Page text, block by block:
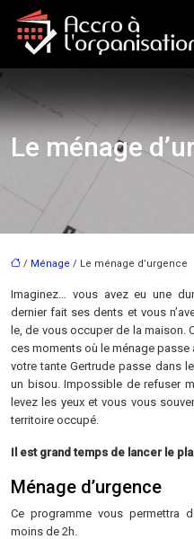
Le ménage
/ Ménage / Le ménage d’urgence
Imaginez… vous avez eu une
dernier fait ses dents et vous
le, de vous occuper de la maison.
ces moments où le ménage
votre tante Gertrude passe dans
un bisou. Impossible de refuser
levez les yeux et vous vous
territoire occupé.
Il est grand temps de lancer le
Ménage d’urgence
Ce programme vous permettra
moins de 2h.